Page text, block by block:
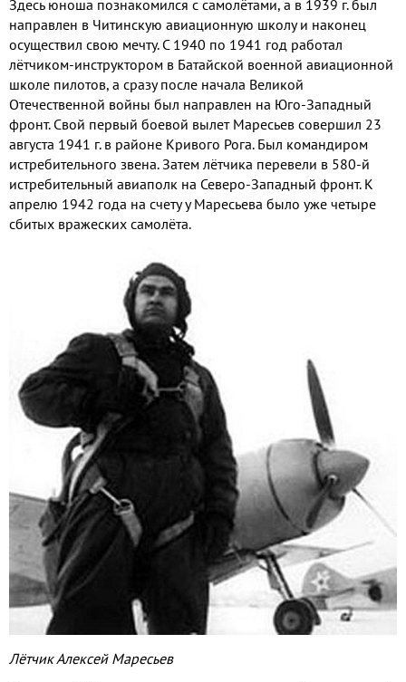
Здесь юноша познакомился с самолётами, а в 1939 г. был
направлен в Читинскую авиационную школу и наконец
осуществил свою мечту. С 1940 по 1941 год работал
лётчиком-инструктором в Батайской военной авиационной
школе пилотов, а сразу после начала Великой
Отечественной войны был направлен на Юго-Западный
фронт. Свой первый боевой вылет Маресьев совершил 23
августа 1941 г. в районе Кривого Рога. Был командиром
истребительного звена. Затем лётчика перевели в 580-й
истребительный авиаполк на Северо-Западный фронт. К
апрелю 1942 года на счету у Маресьева было уже четыре
сбитых вражеских самолёта.
Лётчик Алексей Маресьев